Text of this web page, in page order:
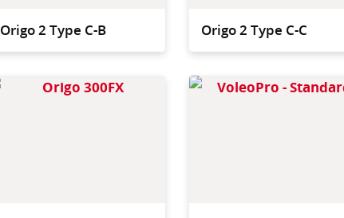
Origo 2 Type C-B Origo 2 Type C-C